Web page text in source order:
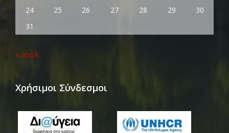
24
25 26 27 28 29
30
31
« Ιούλ
Χρήσιμοι Σύνδεσμοι